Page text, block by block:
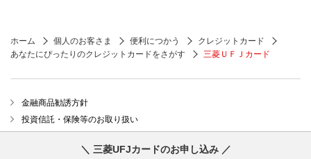
ホーム 個人のお客さま 便利につかう
クレジットカード
あなたにぴったりのクレジットカードをさがす
三菱ＵＦＪカード
金融商品勧誘方針
投資信託・保険等のお取り扱い
法人等のお客さまの情報について三菱UFJカードのお申し込み